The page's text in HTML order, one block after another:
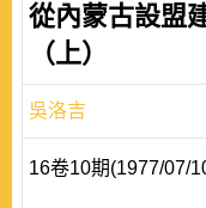
從內蒙古設盟
（上）
吳洛吉
16卷10期(1977/07/